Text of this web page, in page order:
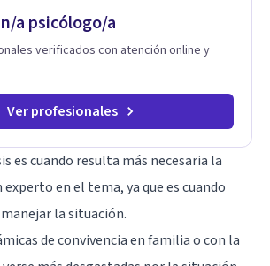
a psicólogo/a
verificados con atención online y
Ver profesionales
es cuando resulta más necesaria la
en el tema, ya que es cuando
la situación.
de convivencia en familia o con la